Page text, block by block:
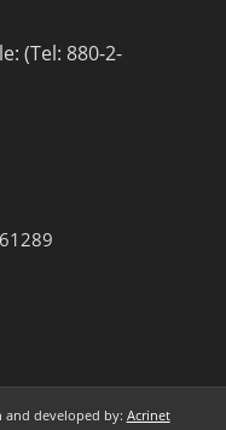
(Tel: 880-2-
and developed by: Acrinet